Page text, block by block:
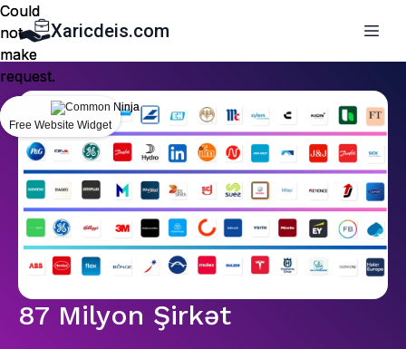
Xaricdeis.com
87 Milyon Şirkət
Could
not
make
request.
Free Website Widget
Could
not
make
request.
Free Website Widget